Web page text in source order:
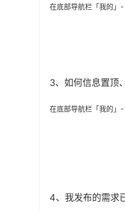
在底部导航栏「我的」
3、 如何信息置顶
在底部导航栏「我的」-
4、我发布的需求